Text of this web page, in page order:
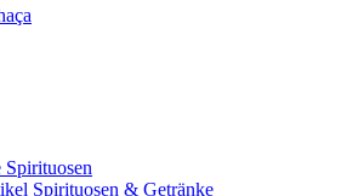
Spirituosen & Getränke